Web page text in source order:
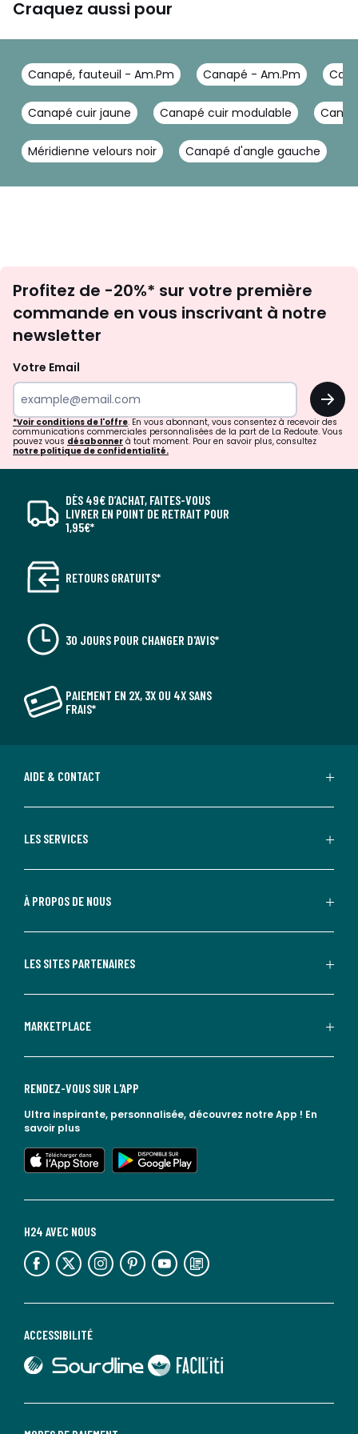
Craquez aussi pour
Canapé, fauteuil - Am.Pm Canapé - Am.Pm
Canapé cuir jaune Canapé cuir modulable
Méridienne velours noir Canapé d'angle gauche
newsletter
Profitez de -20%* sur votre première
commande en vous inscrivant à notre
newsletter
Votre Email
OK
*Voir conditions de l'offre. En vous abonnant, vous consentez à recevoir des
communications commerciales personnalisées de la part de La Redoute. Vous
pouvez vous désabonner à tout moment. Pour en savoir plus, consultez
notre politique de confidentialité.
DÈS 49€ D’ACHAT, FAITES-VOUS
LIVRER EN POINT DE RETRAIT POUR
1,95€*
RETOURS GRATUITS*
30 JOURS POUR CHANGER D'AVIS*
PAIEMENT EN 2X, 3X OU 4X SANS
FRAIS*
AIDE & CONTACT
LES SERVICES
À PROPOS DE NOUS
LES SITES PARTENAIRES
MARKETPLACE
ACCESSIBILITÉ
lien vers Faciliti
H24 AVEC NOUS
lien vers l'espace réseaux sociaux lien vers l'espace réseaux sociaux lien vers l'espace réseaux sociaux lien vers l'espace réseaux sociaux lien vers l'espace réseaux sociaux lien vers le blog la redoute
RENDEZ-VOUS SUR L'APP
Ultra inspirante, personnalisée, découvrez notre App ! En
savoir plus
lien vers l'app store
lien vers google play